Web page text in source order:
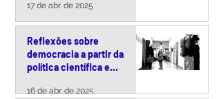
17 de abr. de 2025
Reflexões sobre
democracia a partir da
política científica e
16 de abr. de 2025